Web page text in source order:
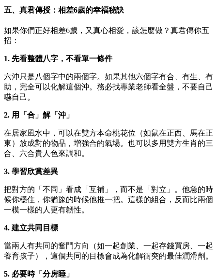
五、真君傳授：相差6歲的幸福秘訣
如果你們正好相差6歲，又真心相愛，該怎麼做？真君傳你五
招：
1. 先看整體八字，不看單一條件
六沖只是八個字中的兩個字。如果其他六個字有合、有生、有
助，完全可以化解這個沖。務必找專業老師看全盤，不要自己
嚇自己。
2. 用「合」解「沖」
在居家風水中，可以在雙方本命桃花位（如鼠在正西、馬在正
東）放成對的物品，增強合的氣場。也可以多用雙方生肖的三
合、六合貴人色來調和。
3. 學習欣賞差異
把對方的「不同」看成「互補」，而不是「對立」。他急的時
候你穩住，你猶豫的時候他推一把。這樣的組合，反而比兩個
一模一樣的人更有韌性。
4. 建立共同目標
當兩人有共同的奮鬥方向（如一起創業、一起存錢買房、一起
養育孩子），這個共同的目標會成為化解衝突的最佳潤滑劑。
5. 必要時「分房睡」